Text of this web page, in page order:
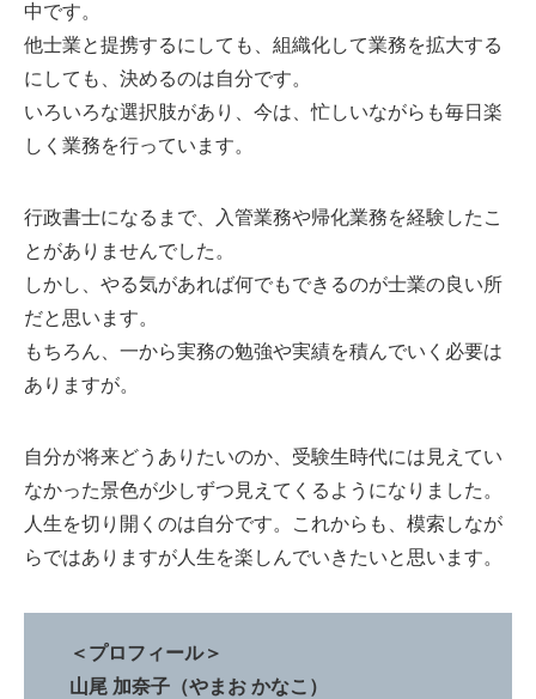
中です。
他士業と提携するにしても、組織化して業務を拡大する
にしても、決めるのは自分です。
いろいろな選択肢があり、今は、忙しいながらも毎日楽
しく業務を行っています。
行政書士になるまで、入管業務や帰化業務を経験したこ
とがありませんでした。
しかし、やる気があれば何でもできるのが士業の良い所
だと思います。
もちろん、一から実務の勉強や実績を積んでいく必要は
ありますが。
自分が将来どうありたいのか、受験生時代には見えてい
なかった景色が少しずつ見えてくるようになりました。
人生を切り開くのは自分です。これからも、模索しなが
らではありますが人生を楽しんでいきたいと思います。
＜プロフィール＞
山尾 加奈子（やまお かなこ）